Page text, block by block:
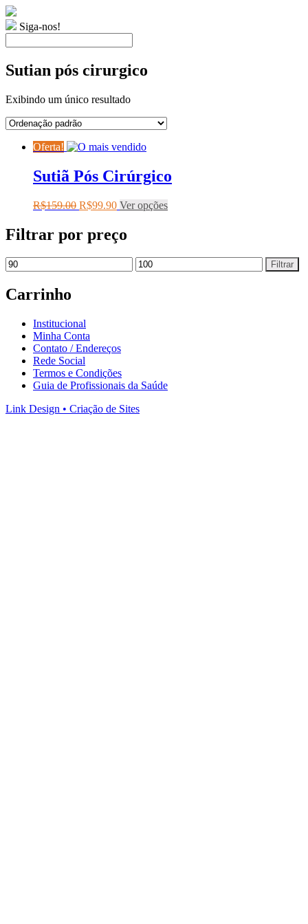
Siga-nos!
Sutian pós cirurgico
Exibindo um único resultado
Oferta!
Sutiã Pós Cirúrgico
R$159.00 R$99.90 Ver opções
Filtrar por preço
Filtrar
Carrinho
Institucional
Minha Conta
Contato / Endereços
Rede Social
Termos e Condições
Guia de Profissionais da Saúde
Link Design • Criação de Sites